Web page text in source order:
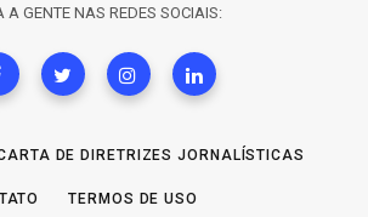
A GENTE NAS REDES SOCIAIS:
DE DIRETRIZES JORNALÍSTICAS
TERMOS DE USO